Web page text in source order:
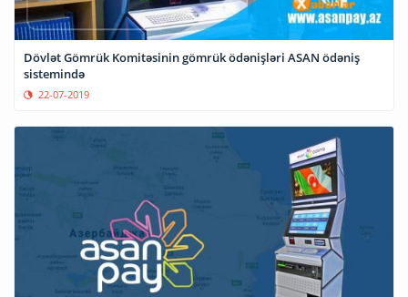
Dövlət Gömrük Komitəsinin gömrük ödənişləri ASAN ödəniş
sistemində
22-07-2019